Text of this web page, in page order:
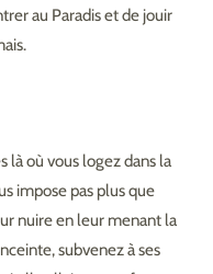
au Paradis et de jouir
là où vous logez dans la
impose pas plus que
nuire en leur menant la
subvenez à ses